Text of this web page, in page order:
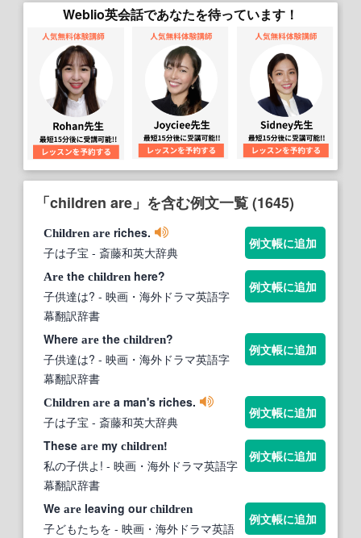
Weblio英会話であなたを待っています！
「children are」を含む例文一覧 (1645)
Children are riches.
子は子宝 - 斎藤和英大辞典
例文帳に追加
Are the children here?
子供達は? - 映画・海外ドラマ英語字
幕翻訳辞書
例文帳に追加
Where are the children?
子供達は? - 映画・海外ドラマ英語字
幕翻訳辞書
例文帳に追加
Children are a man's riches.
子は子宝 - 斎藤和英大辞典
例文帳に追加
These are my children!
私の子供よ! - 映画・海外ドラマ英語字
幕翻訳辞書
例文帳に追加
We are leaving ourchildren
子どもたちを - 映画・海外ドラマ英語
例文帳に追加